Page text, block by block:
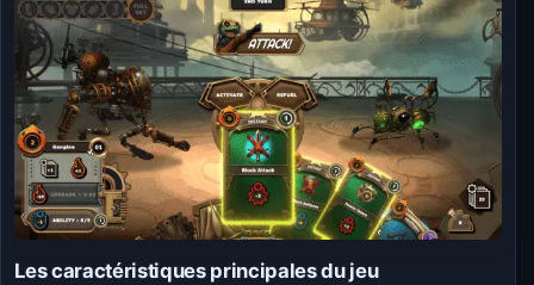
Les caractéristiques principales du jeu